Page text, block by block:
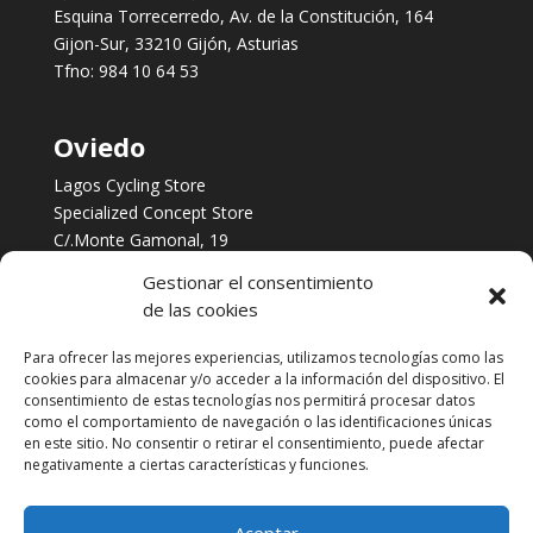
Gestionar el consentimiento
de las cookies
Para ofrecer las mejores experiencias, utilizamos tecnologías como las
cookies para almacenar y/o acceder a la información del dispositivo. El
consentimiento de estas tecnologías nos permitirá procesar datos
como el comportamiento de navegación o las identificaciones únicas
en este sitio. No consentir o retirar el consentimiento, puede afectar
negativamente a ciertas características y funciones.
Esquina Torrecerredo, Av. de la Constitución, 164
Gijon-Sur, 33210 Gijón, Asturias
Tfno: 984 10 64 53
Oviedo
Lagos Cycling Store
Specialized Concept Store
C/.Monte Gamonal, 19
984 253 422
Servicios
Taller multimarca
Financia tus Compras con Cetelem
Biomecánica